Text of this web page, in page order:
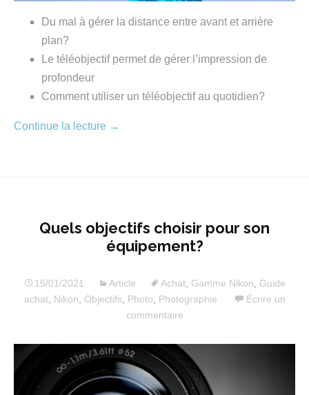
Du mal à gérer la distance entre avant et arrière
plan?
Le téléobjectif permet de gérer l’impression de
profondeur
Comment utiliser un téléobjectif au quotidien?
Continue la lecture →
Quels objectifs choisir pour son
équipement?
15/01/2021 Article Achat Gamme Nikon
Guide
achat, Nikon Objectifs Photo Photographie
Écrire un
commentaire